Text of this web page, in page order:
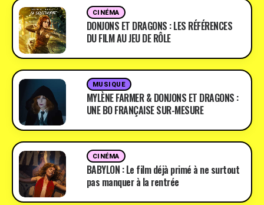
CINÉMA
DONJONS ET DRAGONS : LES RÉFÉRENCES
DU FILM AU JEU DE RÔLE
MUSIQUE
MYLÈNE FARMER & DONJONS ET DRAGONS :
UNE BO FRANÇAISE SUR-MESURE
CINÉMA
BABYLON : Le film déjà primé à ne surtout
pas manquer à la rentrée